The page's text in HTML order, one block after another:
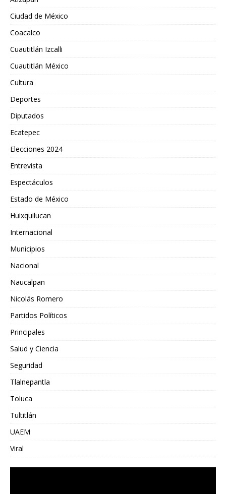
Ciudad de México
Coacalco
Cuautitlán Izcalli
Cuautitlán México
Cultura
Deportes
Diputados
Ecatepec
Elecciones 2024
Entrevista
Espectáculos
Estado de México
Huixquilucan
Internacional
Municipios
Nacional
Naucalpan
Nicolás Romero
Partidos Políticos
Principales
Salud y Ciencia
Seguridad
Tlalnepantla
Toluca
Tultitlán
UAEM
Viral